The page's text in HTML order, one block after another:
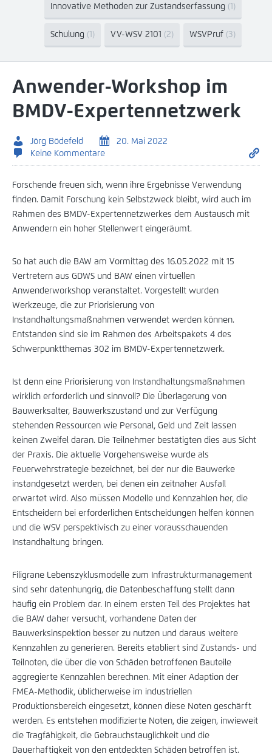
Innovative Methoden zur Zustandserfassung (1)
Schulung (1) VV-WSV 2101 (2) WSVPruf (3)
Anwender-Workshop im
BMDV-Expertennetzwerk
Jörg Bödefeld
20. Mai 2022
Keine Kommentare
Forschende freuen sich, wenn ihre Ergebnisse Verwendung
finden. Damit Forschung kein Selbstzweck bleibt, wird auch im
Rahmen des BMDV-Expertennetzwerkes dem Austausch mit
Anwendern ein hoher Stellenwert eingeräumt.
So hat auch die BAW am Vormittag des 16.05.2022 mit 15
Vertretern aus GDWS und BAW einen virtuellen
Anwenderworkshop veranstaltet. Vorgestellt wurden
Werkzeuge, die zur Priorisierung von
Instandhaltungsmaßnahmen verwendet werden können.
Entstanden sind sie im Rahmen des Arbeitspakets 4 des
Schwerpunktthemas 302 im BMDV-Expertennetzwerk.
Ist denn eine Priorisierung von Instandhaltungsmaßnahmen
wirklich erforderlich und sinnvoll? Die Überlagerung von
Bauwerksalter, Bauwerkszustand und zur Verfügung
stehenden Ressourcen wie Personal, Geld und Zeit lassen
keinen Zweifel daran. Die Teilnehmer bestätigten dies aus Sicht
der Praxis. Die aktuelle Vorgehensweise wurde als
Feuerwehrstrategie bezeichnet, bei der nur die Bauwerke
instandgesetzt werden, bei denen ein zeitnaher Ausfall
erwartet wird. Also müssen Modelle und Kennzahlen her, die
Entscheidern bei erforderlichen Entscheidungen helfen können
und die WSV perspektivisch zu einer vorausschauenden
Instandhaltung bringen.
Filigrane Lebenszyklusmodelle zum Infrastrukturmanagement
sind sehr datenhungrig, die Datenbeschaffung stellt dann
häufig ein Problem dar. In einem ersten Teil des Projektes hat
die BAW daher versucht, vorhandene Daten der
Bauwerksinspektion besser zu nutzen und daraus weitere
Kennzahlen zu generieren. Bereits etabliert sind Zustands- und
Teilnoten, die über die von Schäden betroffenen Bauteile
aggregierte Kennzahlen berechnen. Mit einer Adaption der
FMEA-Methodik, üblicherweise im industriellen
Produktionsbereich eingesetzt, können diese Noten geschärft
werden. Es entstehen modifizierte Noten, die zeigen, inwieweit
die Tragfähigkeit, die Gebrauchstauglichkeit und die
Dauerhaftigkeit von den entdeckten Schäden betroffen ist.